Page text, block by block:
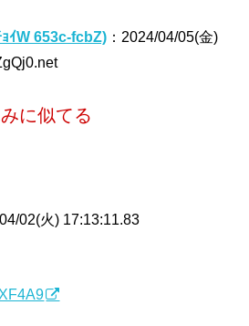
ｲW 653c-fcbZ) ：2024/04/05(金)
に似てる
02(火) 17:13:11.83